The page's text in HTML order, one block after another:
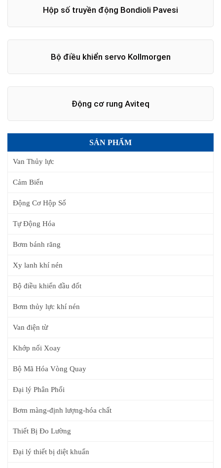
Hộp số truyền động Bondioli Pavesi
Bộ điều khiển servo Kollmorgen
Động cơ rung Aviteq
SẢN PHẨM
Van Thủy lực
Cảm Biến
Động Cơ Hộp Số
Tự Động Hóa
Bơm bánh răng
Xy lanh khí nén
Bộ điều khiển đầu đốt
Bơm thủy lực khí nén
Van điện từ
Khớp nối Xoay
Bộ Mã Hóa Vòng Quay
Đại lý Phân Phối
Bơm màng-định lượng-hóa chất
Thiết Bị Đo Lường
Đại lý thiết bị diệt khuẩn